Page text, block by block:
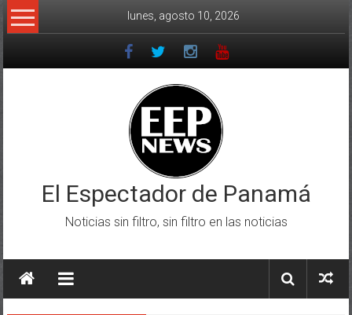
Saltar
al
lunes, agosto 10, 2026
El Espectador de Panamá
Noticias sin filtro, sin filtro en las noticias